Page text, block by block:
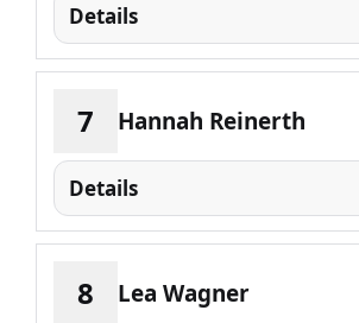
Details
7 Hannah Reinerth
Details
8 Lea Wagner